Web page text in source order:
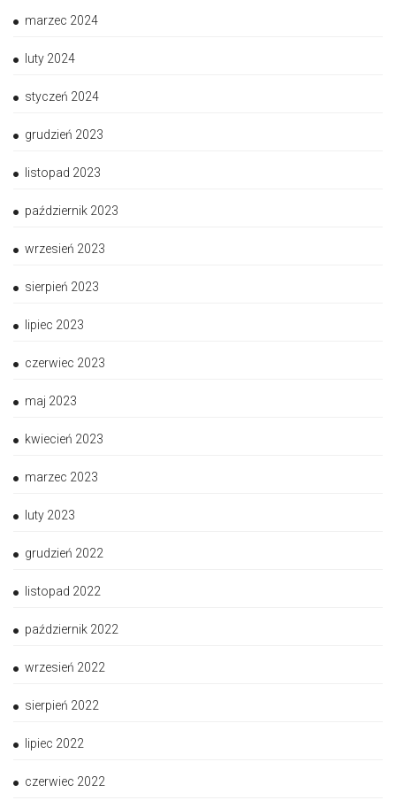
marzec 2024
luty 2024
styczeń 2024
grudzień 2023
listopad 2023
październik 2023
wrzesień 2023
sierpień 2023
lipiec 2023
czerwiec 2023
maj 2023
kwiecień 2023
marzec 2023
luty 2023
grudzień 2022
listopad 2022
październik 2022
wrzesień 2022
sierpień 2022
lipiec 2022
czerwiec 2022